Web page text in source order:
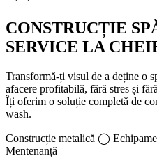
CONSTRUCȚIE
SERVICE LA
Transformă-ți visul de a deține o
afacere profitabilă, fără stres și
Îți oferim o soluție completă de
wash.
Construcție metalică ◯
Mentenanță